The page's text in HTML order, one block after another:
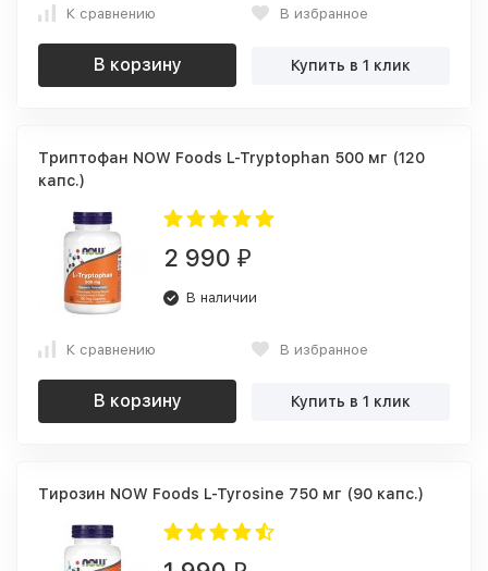
К сравнению В избранное
В корзину Купить в 1 клик
Триптофан NOW Foods L-Tryptophan 500 мг (120
капс.)
2 990 ₽
В наличии
К сравнению В избранное
В корзину Купить в 1 клик
Тирозин NOW Foods L-Tyrosine 750 мг (90 капс.)